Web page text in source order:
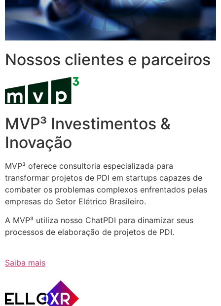
Nossos clientes e parceiros
MVP³ Investimentos &
Inovação
MVP³ oferece consultoria especializada para
transformar projetos de PDI em startups capazes de
combater os problemas complexos enfrentados pelas
empresas do Setor Elétrico Brasileiro.
A MVP³ utiliza nosso ChatPDI para dinamizar seus
processos de elaboração de projetos de PDI.
Saiba mais